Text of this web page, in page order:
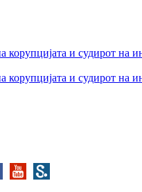
и судирот
и судирот